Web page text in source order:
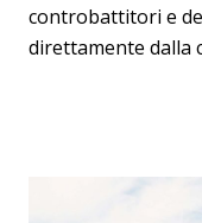
controbattitori e
direttamente dalla